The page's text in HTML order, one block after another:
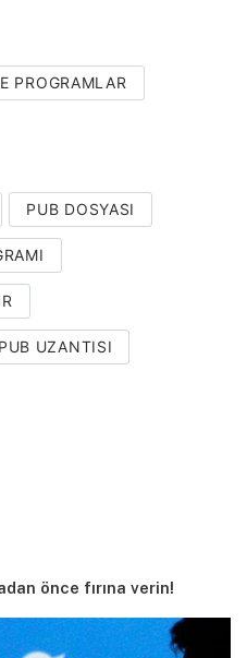
PROGRAMLAR
PUB DOSYASI
PUB UZANTISI
önce fırına verin!